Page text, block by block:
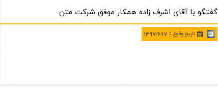
گفتگو با آقای اشرف زاده همكار موفق شركت متن
تاريخ وقوع :۱۳۹۷/۶/۱۷